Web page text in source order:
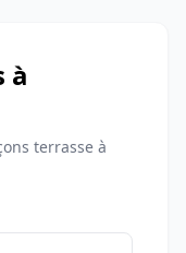
à
terrasse à